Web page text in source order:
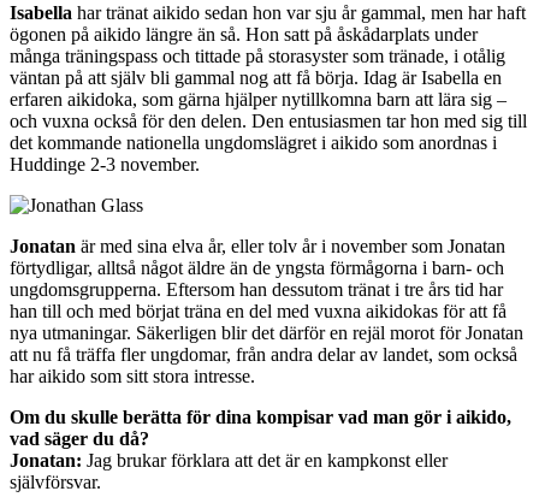
Isabella har tränat aikido sedan hon var sju år gammal, men har haft
ögonen på aikido längre än så. Hon satt på åskådarplats under
många träningspass och tittade på storasyster som tränade, i otålig
väntan på att själv bli gammal nog att få börja. Idag är Isabella en
erfaren aikidoka, som gärna hjälper nytillkomna barn att lära sig –
och vuxna också för den delen. Den entusiasmen tar hon med sig till
det kommande nationella ungdomslägret i aikido som anordnas i
Huddinge 2-3 november.
Jonatan är med sina elva år, eller tolv år i november som Jonatan
förtydligar, alltså något äldre än de yngsta förmågorna i barn- och
ungdomsgrupperna. Eftersom han dessutom tränat i tre års tid har
han till och med börjat träna en del med vuxna aikidokas för att få
nya utmaningar. Säkerligen blir det därför en rejäl morot för Jonatan
att nu få träffa fler ungdomar, från andra delar av landet, som också
har aikido som sitt stora intresse.
Om du skulle berätta för dina kompisar vad man gör i aikido,
vad säger du då?
Jonatan: Jag brukar förklara att det är en kampkonst eller
självförsvar.